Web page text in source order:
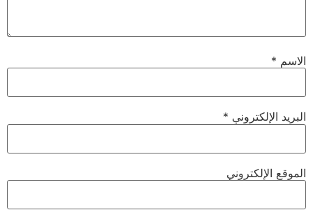
الاسم *
البريد الإلكتروني *
الموقع الإلكتروني